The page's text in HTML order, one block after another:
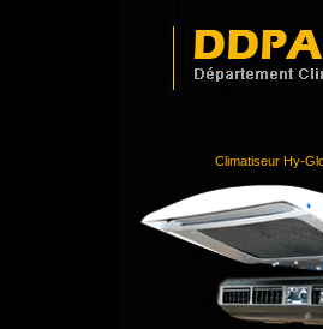
Climatiseur Hy-